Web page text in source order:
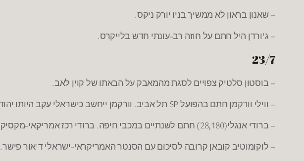
– שאנון בראון לא ממשיך בניו יורק ניקס.
– ג'ורדן היל חתם על חוזה רב-עונתי חדש בלייקרס.
23/7
– בוסטון סלטיק צפויים לסגת מהמאבק על הבאתו של קוין לאב.
– ווילי וורקמן חתם בהפועל SP תל אביב. וורקמן ייחשב כישראלי עקב היותו יהודי. בעונה שעברה שיחק בהפועל גליל עליון מהלאומית.
– ברודי אנגלי(28,180) חתם לשנתיים במכבי חיפה. ברודי רכז אמריקאי-מקסיקני שיחק בעבר עם אייק אופייבו.
– לוקומוטיב קובאן קרובה לסיכום עם הסנטר האמריקראי-ישראלי ד'אור פישר.